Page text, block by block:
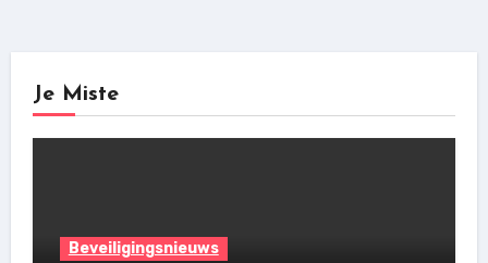
Je Miste
Beveiligingsnieuws